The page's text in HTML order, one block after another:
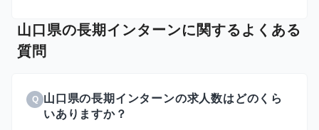
山口県の長期インターンに関するよくある
質問
Q
山口県の長期インターンの求人数はどのくら
いありますか？